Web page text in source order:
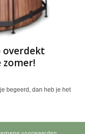
overdekt
zomer!
begeerd, dan heb je het